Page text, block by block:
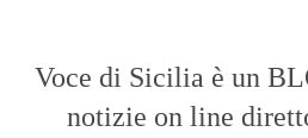
Voce di Sicilia è un
notizie on line